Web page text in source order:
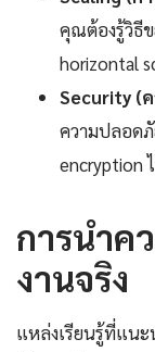
คุณต้องรู้วิธี
horizontal
Security (
ความปลอด
encryption
การนำค
งานจริง
แหล่งเรียนรู้ที่แน